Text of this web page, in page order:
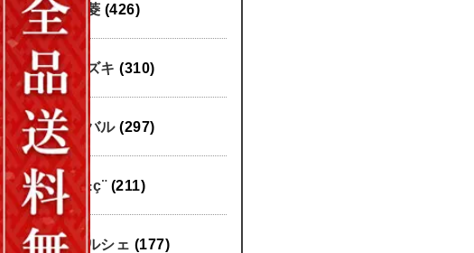
三菱 (426)
スズキ (310)
スバル (297)
æ±ç¨ (211)
ポルシェ (177)